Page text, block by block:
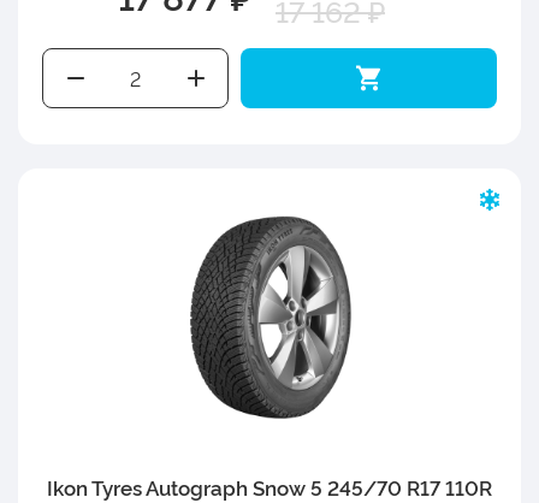
17 162 ₽
Ikon Tyres Autograph Snow 5 245/70 R17 110R